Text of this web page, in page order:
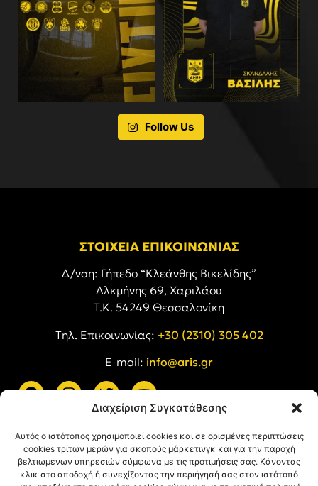
Διαχείριση Συγκατάθεσης
Αυτός ο ιστότοπος χρησιμοποιεί cookies και σε ορισμένες περιπτώσεις
cookies τρίτων μερών για σκοπούς μάρκετινγκ και για την παροχή
βελτιωμένων υπηρεσιών σύμφωνα με τις προτιμήσεις σας. Κάνοντας
κλικ στο αποδοχή ή συνεχίζοντας την περιήγησή σας στον ιστότοπό
Follow Us
ΣΤΟΙΧΕΙΑ ΕΠΙΚΟΙΝΩΝΙΑΣ
Δ/νση: Γήπεδο “Κλεάνθης Βικελίδης”
Αλκμήνης 69, Χαριλάου
Τ.Κ. 54249 Θεσσαλονίκη
Tηλ. Επικοινωνίας: +30 (2310) 305 402
E-mail: info@aris.gr